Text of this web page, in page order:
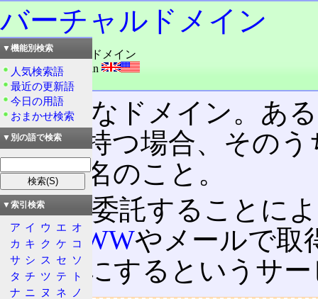
バーチャルドメイン
読み：バーチャルドメイン
外語：virtual domain
品詞：名詞
仮想的なドメイン。あ
ン名を持つ場合、そのう
メイン名のこと。
業者に委託することに
も、 WWWやメールで取
るようにするというサ
▼機能別検索
人気検索語
最近の更新語
今日の用語
おまかせ検索
▼別の語で検索
▼索引検索
ア イ ウ エ オ
カ キ ク ケ コ
サ シ ス セ ソ
タ チ ツ テ
ト
ナ ニ ヌ ネ
ノ